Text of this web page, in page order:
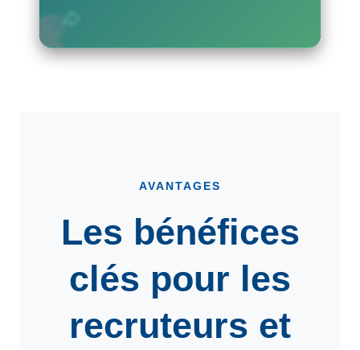
AVANTAGES
Les bénéfices
clés pour les
recruteurs et